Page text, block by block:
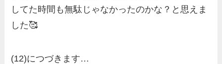
してた時間も無駄じゃなかったのかな？と思えま
した🥰
(12)につづきます…